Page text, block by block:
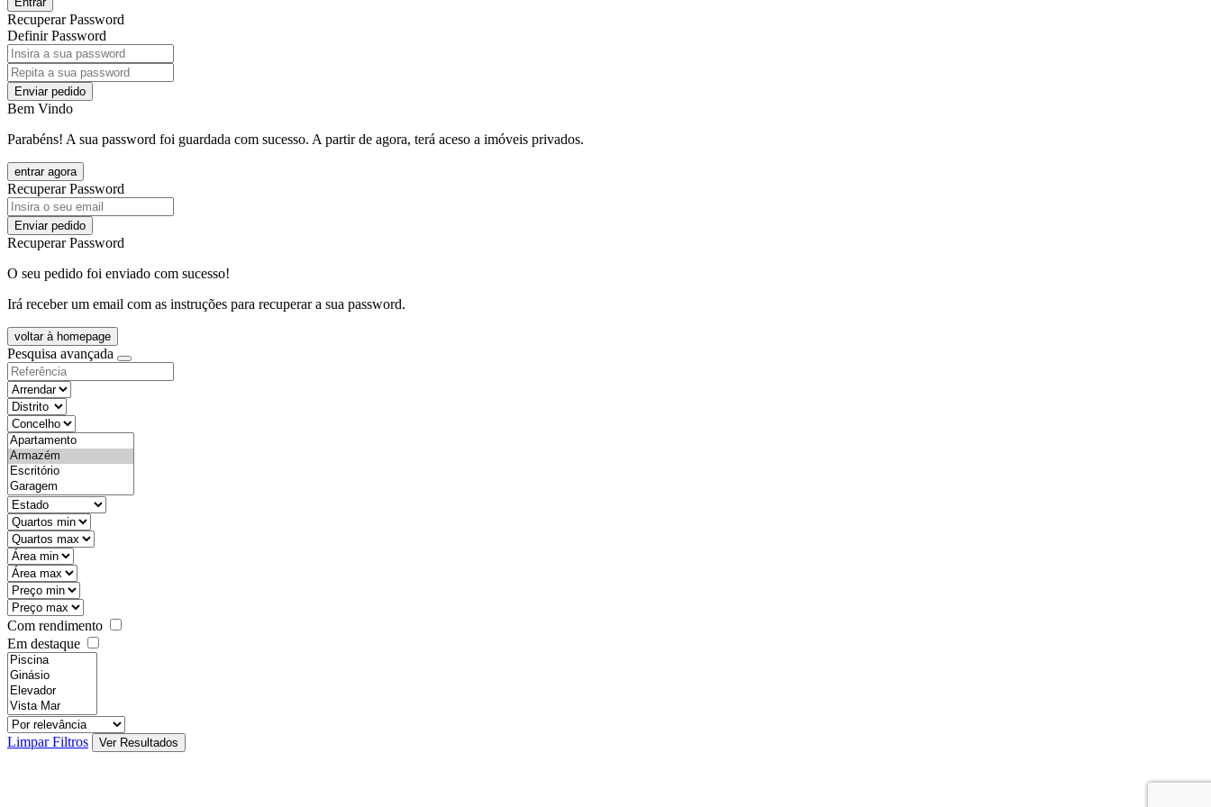
Recuperar Password
Definir Password
Enviar pedido
Bem Vindo
Parabéns! A sua password foi guardada com sucesso. A partir de agora, terá aceso a imóveis privados.
entrar agora
Recuperar Password
Enviar pedido
Recuperar Password
O seu pedido foi enviado com sucesso!
Irá receber um email com as instruções para recuperar a sua password.
voltar à homepage
Pesquisa avançada
objective
districtId
countyId
types
state
mintypo
maxtypo
minarea
maxarea
minprice
maxprice
Com rendimento
Em destaque
features
realestateOrder
Limpar Filtros
Ver Resultados